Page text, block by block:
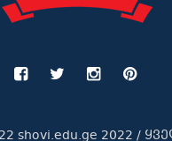
shovi.edu.ge 2022 /